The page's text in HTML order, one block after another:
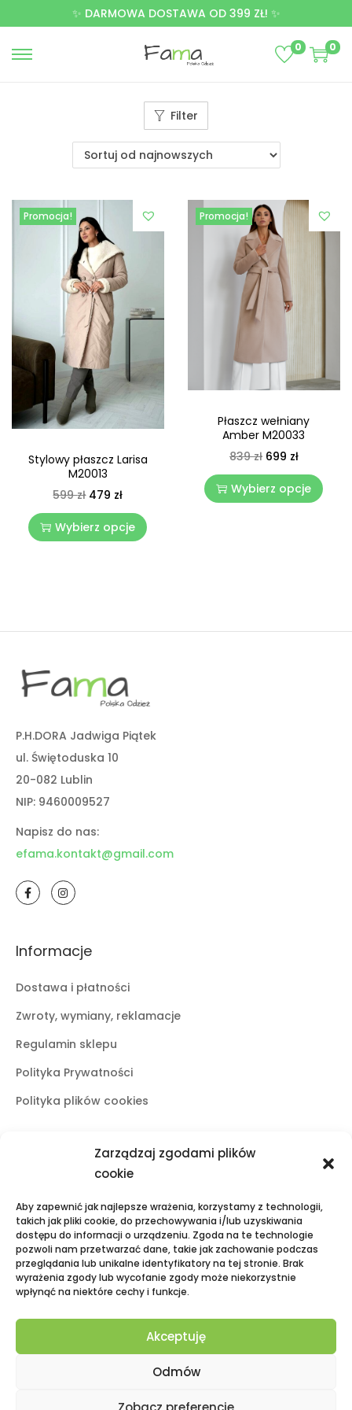
Zarządzaj zgodami plików
cookie
Aby zapewnić jak najlepsze wrażenia, korzystamy z technologii,
takich jak pliki cookie, do przechowywania i/lub uzyskiwania
dostępu do informacji o urządzeniu. Zgoda na te technologie
pozwoli nam przetwarzać dane, takie jak zachowanie podczas
przeglądania lub unikalne identyfikatory na tej stronie. Brak
wyrażenia zgody lub wycofanie zgody może niekorzystnie
wpłynąć na niektóre cechy i funkcje.
Akceptuję
Odmów
✨ DARMOWA DOSTAWA OD 399 ZŁ! ✨
0 0
Filter
Promocja!
Stylowy płaszcz Larisa
M20013
599zł 479 zł
Wybierz opcje
Promocja!
Płaszcz wełniany
Amber M20033
839zł 699 zł
Wybierz opcje
P.H.DORA Jadwiga Piątek
ul. Świętoduska 10
20-082 Lublin
NIP: 9460009527
Napisz do nas:
efama.kontakt@gmail.com
Informacje
Dostawa i płatności
Zwroty, wymiany, reklamacje
Regulamin sklepu
Polityka Prywatności
Polityka plików cookies
Butiki stacjonarne
ul. Świętoduska 10
mail:fama.lublin@op.pl
tel:+48 601 525 423
Puławy
fama.pulawy@op.pl
tel:+48 695 938 095